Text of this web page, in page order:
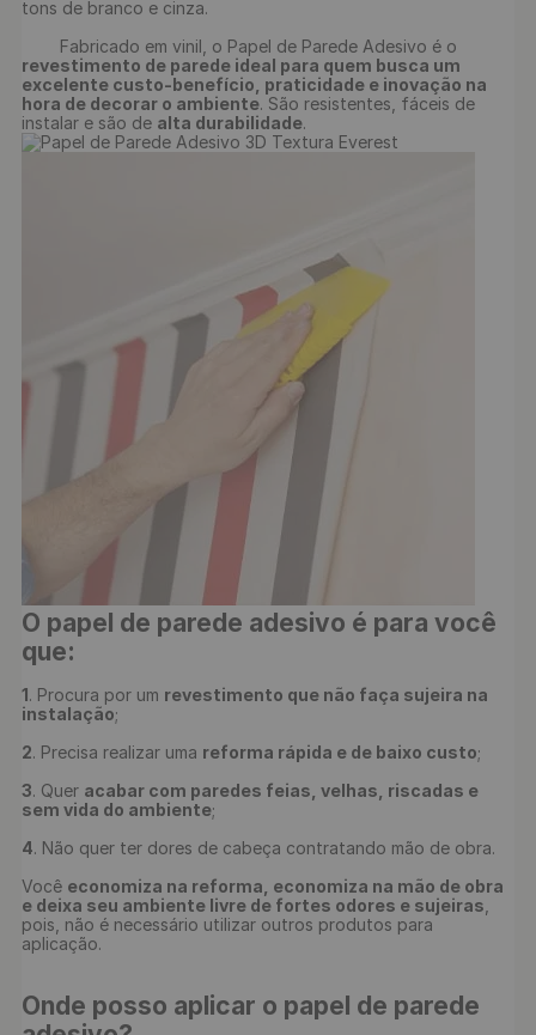
tons de branco e cinza.
	Fabricado em vinil, o Papel de Parede Adesivo é o
revestimento de parede ideal para quem busca um
excelente custo-benefício, praticidade e inovação na
hora de decorar o ambiente. São resistentes, fáceis de
instalar e são de alta durabilidade
O papel de parede adesivo é para você
que:
1. Procura por um revestimento que não faça sujeira na
instalação;
2. Precisa realizar uma reforma rápida e de baixo custo;
3. Quer acabar com paredes feias, velhas, riscadas e
sem vida do ambiente;
4. Não quer ter dores de cabeça contratando mão de obra.
Você economiza na reforma, economiza na mão de obra
e deixa seu ambiente livre de fortes odores e sujeiras
pois, não é necessário utilizar outros produtos para
Onde posso aplicar o papel de parede